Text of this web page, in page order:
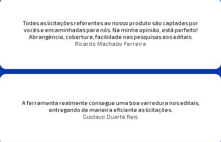
Todas as licitações referentes ao nosso produto são captadas por
vocês e encaminhadas para nós. Na minha opinião, está perfeito!
Abrangência, cobertura, facilidade nas pesquisas aos editais.
Ricardo Machado Ferreira
A ferramenta realmente consegue uma boa varredura nos editais,
entregando de maneira eficiente as licitações.
Gustavo Duarte Reis